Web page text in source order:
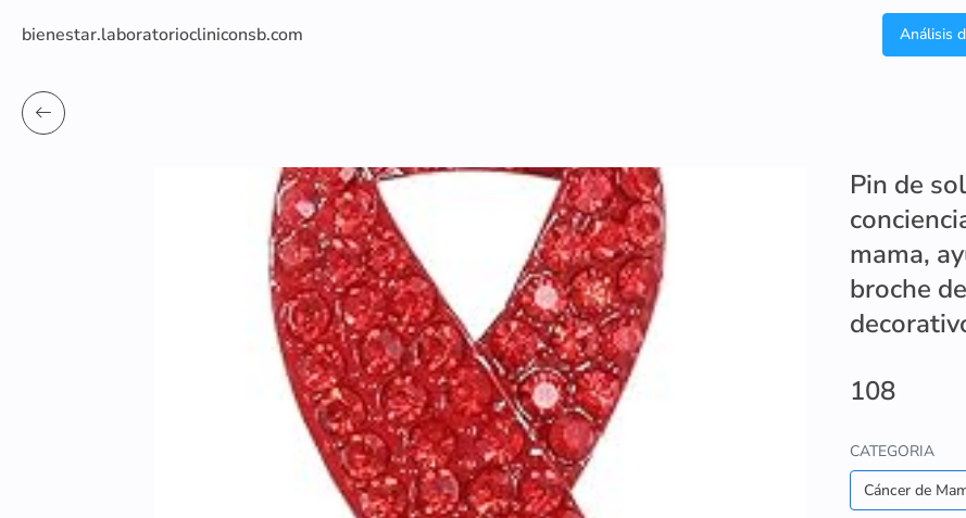
bienestar.laboratoriocliniconsb.com Análisis
Pin de
mama,
broche
108
CATEGORIA
Cáncer de